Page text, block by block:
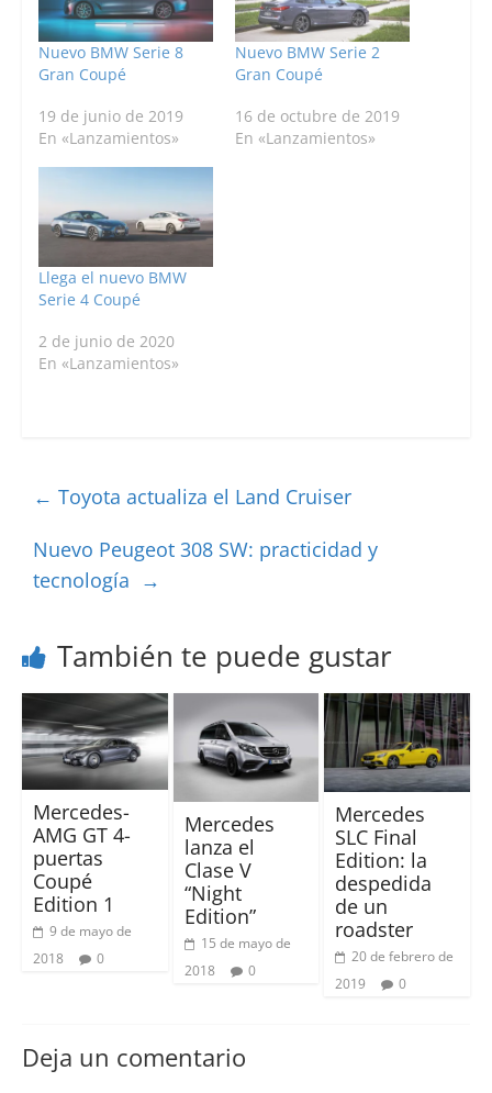
Nuevo BMW Serie 8
Gran Coupé
19 de junio de 2019
En «Lanzamientos»
Nuevo BMW Serie 2
Gran Coupé
16 de octubre de 2019
En «Lanzamientos»
Llega el nuevo BMW
Serie 4 Coupé
2 de junio de 2020
En «Lanzamientos»
← Toyota actualiza el Land Cruiser
Nuevo Peugeot 308 SW: practicidad y
tecnología →
También te puede gustar
Mercedes-
AMG GT 4-
puertas
Coupé
Edition 1
9 de mayo de
2018
0
Mercedes
lanza el
Clase V
“Night
Edition”
15 de mayo de
2018
0
Mercedes
SLC Final
Edition: la
despedida
de un
roadster
20 de febrero de
2019
0
Deja un comentario